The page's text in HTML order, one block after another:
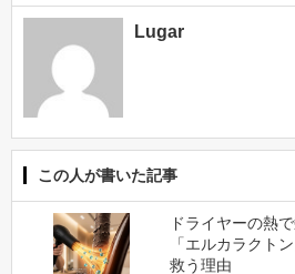
Lugar
この人が書いた記事
ドライヤーの熱
「エルカラクト
救う理由